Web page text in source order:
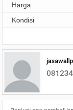
Harga
Kondisi